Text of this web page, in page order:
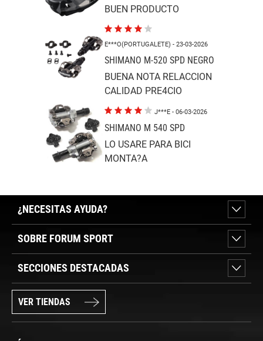
BUEN PRODUCTO
E***O(PORTUGALETE) - 23-03-2026
SHIMANO M-520 SPD NEGRO
BUENA NOTA RELACCION
CALIDAD PRE4CIO
J***E - 06-03-2026
SHIMANO M 540 SPD
LO USARE PARA BICI
MONTA?A
¿NECESITAS AYUDA?
SOBRE FORUM SPORT
SECCIONES DESTACADAS
VER TIENDAS